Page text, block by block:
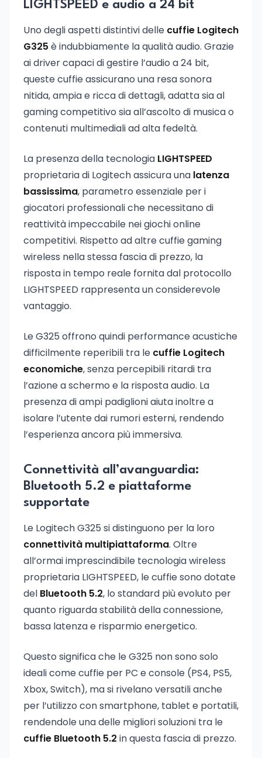
LIGHTSPEED e audio a 24 bit
Uno degli aspetti distintivi delle cuffie Logitech
G325 è indubbiamente la qualità audio. Grazie
ai driver capaci di gestire l’audio a 24 bit,
queste cuffie assicurano una resa sonora
nitida, ampia e ricca di dettagli, adatta sia al
gaming competitivo sia all’ascolto di musica o
contenuti multimediali ad alta fedeltà.
La presenza della tecnologia LIGHTSPEED
proprietaria di Logitech assicura una latenza
bassissima, parametro essenziale per i
giocatori professionali che necessitano di
reattività impeccabile nei giochi online
competitivi. Rispetto ad altre cuffie gaming
wireless nella stessa fascia di prezzo, la
risposta in tempo reale fornita dal protocollo
LIGHTSPEED rappresenta un considerevole
vantaggio.
Le G325 offrono quindi performance acustiche
difficilmente reperibili tra le cuffie Logitech
economiche, senza percepibili ritardi tra
l’azione a schermo e la risposta audio. La
presenza di ampi padiglioni aiuta inoltre a
isolare l’utente dai rumori esterni, rendendo
l’esperienza ancora più immersiva.
Connettività all’avanguardia:
Bluetooth 5.2 e piattaforme
supportate
Le Logitech G325 si distinguono per la loro
connettività multipiattaforma. Oltre
all’ormai imprescindibile tecnologia wireless
proprietaria LIGHTSPEED, le cuffie sono dotate
del Bluetooth 5.2, lo standard più evoluto per
quanto riguarda stabilità della connessione,
bassa latenza e risparmio energetico.
Questo significa che le G325 non sono solo
ideali come cuffie per PC e console (PS4, PS5,
Xbox, Switch), ma si rivelano versatili anche
per l’utilizzo con smartphone, tablet e portatili,
rendendole una delle migliori soluzioni tra le
cuffie Bluetooth 5.2 in questa fascia di prezzo.